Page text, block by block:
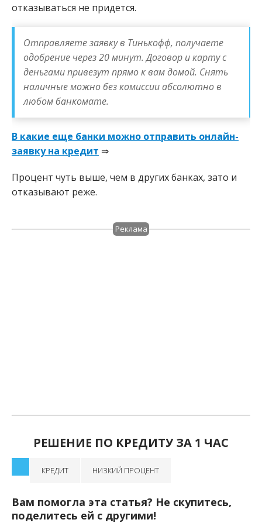
отказываться не придется.
Отправляете заявку в Тинькофф, получаете
одобрение через 20 минут. Договор и карту с
деньгами привезут прямо к вам домой. Снять
наличные можно без комиссии абсолютно в
любом банкомате.
В какие еще банки можно отправить онлайн-
заявку на кредит ⇒
Процент чуть выше, чем в других банках, зато и
отказывают реже.
Реклама
РЕШЕНИЕ ПО КРЕДИТУ ЗА 1 ЧАС
КРЕДИТ НИЗКИЙ ПРОЦЕНТ
Вам помогла эта статья? Не скупитесь,
поделитесь ей с другими!